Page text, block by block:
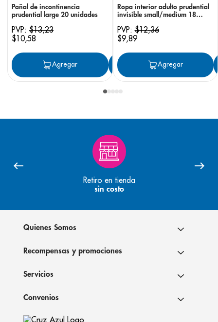
Pañal de incontinencia
prudential large 20 unidades
PVP: $13,23
$10,58
Agregar Agregar
Ropa interior adulto prudential
invisible small/medium 18
PVP:$12,36
$9,89
Agregar
Retiro en tienda
sin costo
Quienes Somos
Recompensas y promociones
Servicios
Convenios